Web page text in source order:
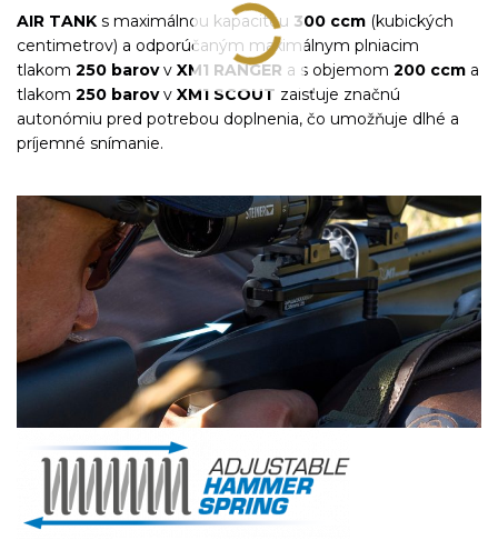
AIR TANK s maximálnou kapacitou 300 ccm (kubických
centimetrov) a odporúčaným maximálnym plniacim
tlakom 250 barovv XM1 RANGER a s objemom 200 ccm a
tlakom 250 barovv XM1 SCOUT zaisťuje značnú
autonómiu pred potrebou doplnenia, čo umožňuje dlhé a
príjemné snímanie.